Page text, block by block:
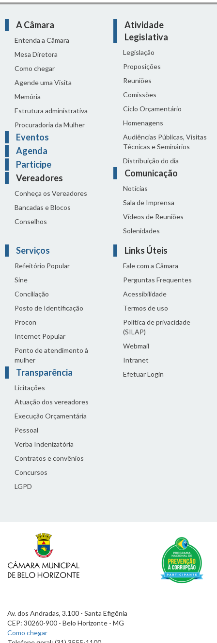
A Câmara
Entenda a Câmara
Mesa Diretora
Como chegar
Agende uma Visita
Memória
Estrutura administrativa
Procuradoria da Mulher
Eventos
Agenda
Participe
Vereadores
Conheça os Vereadores
Bancadas e Blocos
Conselhos
Atividade
Legislativa
Legislação
Proposições
Reuniões
Comissões
Ciclo Orçamentário
Homenagens
Audiências Públicas, Visitas
Técnicas e Seminários
Distribuição do dia
Comunicação
Notícias
Sala de Imprensa
Vídeos de Reuniões
Solenidades
Serviços
Refeitório Popular
Sine
Conciliação
Posto de Identificação
Procon
Internet Popular
Ponto de atendimento à
mulher
Transparência
Licitações
Atuação dos vereadores
Execução Orçamentária
Pessoal
Verba Indenizatória
Contratos e convênios
Concursos
LGPD
Links Úteis
Fale com a Câmara
Perguntas Frequentes
Acessibilidade
Termos de uso
Política de privacidade
(SILAP)
Webmail
Intranet
Efetuar Login
Av. dos Andradas, 3.100 - Santa Efigênia
CEP: 30260-900 - Belo Horizonte - MG
Como chegar